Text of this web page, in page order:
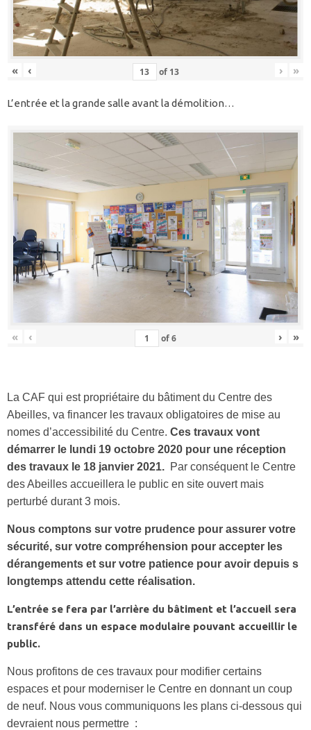
« ‹ of 13 › »
L’entrée et la grande salle avant la démolition…
« ‹ of6 › »
La CAF qui est propriétaire du bâtiment du Centre des
Abeilles, va financer les travaux obligatoires de mise au
nomes d’accessibilité du Centre. Ces travaux vont
démarrer le lundi 19 octobre 2020 pour une réception
des travaux le 18 janvier 2021. Par conséquent le Centre
des Abeilles accueillera le public en site ouvert mais
perturbé durant 3 mois.
Nous comptons sur votre prudence pour assurer votre
sécurité, sur votre compréhension pour accepter les
dérangements et sur votre patience pour avoir depuis s
longtemps attendu cette réalisation.
L’entrée se fera par l’arrière du bâtiment et l’accueil sera
transféré dans un espace modulaire pouvant accueillir le
public.
Nous profitons de ces travaux pour modifier certains
espaces et pour moderniser le Centre en donnant un coup
de neuf. Nous vous communiquons les plans ci-dessous qui
devraient nous permettre :